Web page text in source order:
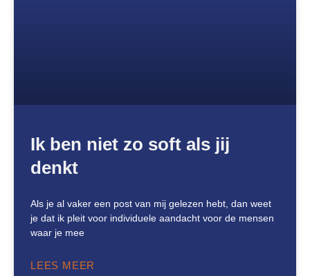
Ik ben niet zo soft als jij
denkt
Als je al vaker een post van mij gelezen hebt, dan weet
je dat ik pleit voor individuele aandacht voor de mensen
waar je mee
LEES MEER